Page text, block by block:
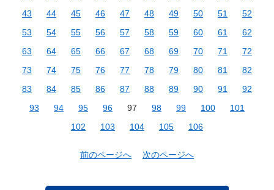
43
44 45 46 47 48 49 50 51
52
53
54 55 56 57 58 59 60 61
62
63
64 65 66 67 68 69 70 71
72
73
74 75 76 77 78 79 80 81
82
83
84 85 86 87 88 89 90 91
92
93
94 95 96 97 98 99 100
101
102
103 104 105 106
前のページへ 次のページへ